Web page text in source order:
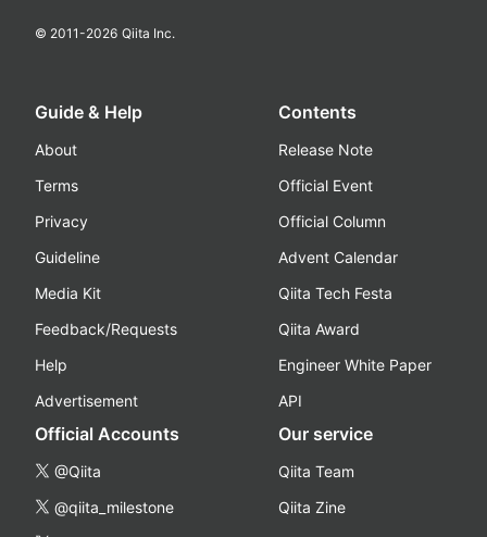
© 2011-2026 Qiita Inc.
Guide & Help
About
Terms
Privacy
Guideline
Media Kit
Feedback/Requests
Help
Advertisement
Contents
Release Note
Official Event
Official Column
Advent Calendar
Qiita Tech Festa
Qiita Award
Engineer White Paper
API
Official Accounts
@Qiita
@qiita_milestone
Our service
Qiita Team
Qiita Zine